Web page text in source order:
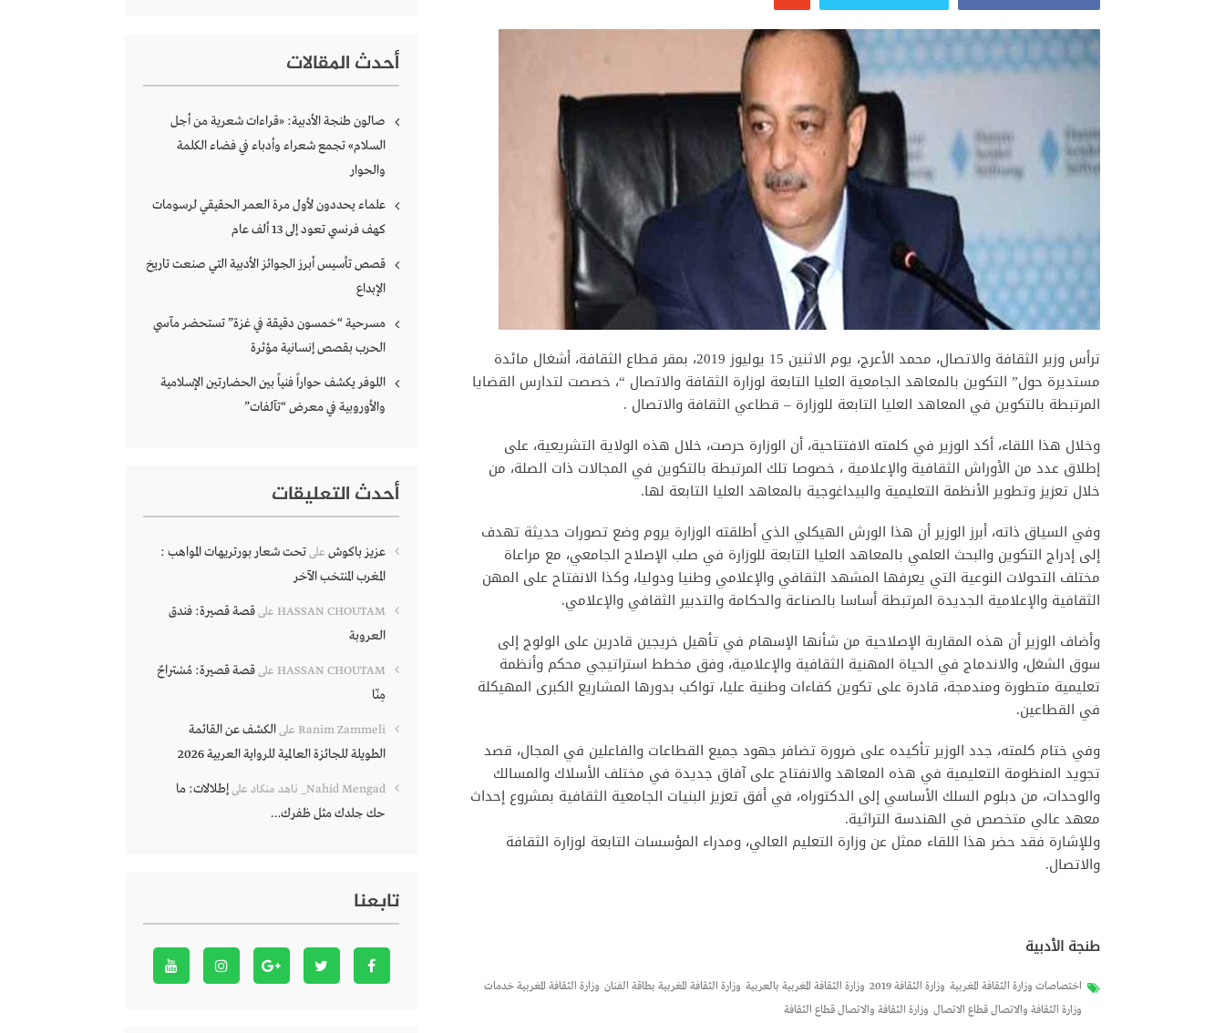
ترأس وزير الثقافة والاتصال، محمد الأعرج، يوم الاثنين 15 يوليوز 2019، بمقر قطاع الثقافة، أشغال مائدة
مستديرة حول” التكوين بالمعاهد الجامعية العليا التابعة لوزارة الثقافة والاتصال “، خصصت لتدارس القضايا
المرتبطة بالتكوين في المعاهد العليا التابعة للوزارة – قطاعي الثقافة والاتصال .
وخلال هذا اللقاء، أكد الوزير في كلمته الافتتاحية، أن الوزارة حرصت، خلال هذه الولاية التشريعية، على
إطلاق عدد من الأوراش الثقافية والإعلامية ، خصوصا تلك المرتبطة بالتكوين في المجالات ذات الصلة، من
خلال تعزيز وتطوير الأنظمة التعليمية والبيداغوجية بالمعاهد العليا التابعة لها.
وفي السياق ذاته، أبرز الوزير أن هذا الورش الهيكلي الذي أطلقته الوزارة يروم وضع تصورات حديثة تهدف
إلى إدراج التكوين والبحث العلمي بالمعاهد العليا التابعة للوزارة في صلب الإصلاح الجامعي، مع مراعاة
مختلف التحولات النوعية التي يعرفها المشهد الثقافي والإعلامي وطنيا ودوليا، وكذا الانفتاح على المهن
الثقافية والإعلامية الجديدة المرتبطة أساسا بالصناعة والحكامة والتدبير الثقافي والإعلامي.
وأضاف الوزير أن هذه المقاربة الإصلاحية من شأنها الإسهام في تأهيل خريجين قادرين على الولوج إلى
سوق الشغل، والاندماج في الحياة المهنية الثقافية والإعلامية، وفق مخطط استراتيجي محكم وأنظمة
تعليمية متطورة ومندمجة، قادرة على تكوين كفاءات وطنية عليا، تواكب بدورها المشاريع الكبرى المهيكلة
في القطاعين.
وفي ختام كلمته، جدد الوزير تأكيده على ضرورة تضافر جهود جميع القطاعات والفاعلين في المجال، قصد
تجويد المنظومة التعليمية في هذه المعاهد والانفتاح على آفاق جديدة في مختلف الأسلاك والمسالك
والوحدات، من دبلوم السلك الأساسي إلى الدكتوراه، في أفق تعزيز البنيات الجامعية الثقافية بمشروع إحداث
معهد عالي متخصص في الهندسة التراثية.
وللإشارة فقد حضر هذا اللقاء ممثل عن وزارة التعليم العالي، ومدراء المؤسسات التابعة لوزارة الثقافة
والاتصال.
طنجة الأدبية
اختصاصات وزارة الثقافة المغربية وزارة الثقافة 2019 وزارة الثقافة المغربية بالعربية وزارة الثقافة المغربية بطاقة الفنان وزارة الثقافة المغربية خدمات
وزارة الثقافة والاتصال قطاع الاتصال وزارة الثقافة والاتصال قطاع الثقافة
أحدث المقالات
صالون طنجة الأدبية: «قراءات شعرية من أجل
السلام» تجمع شعراء وأدباء في فضاء الكلمة
والحوار
علماء يحددون لأول مرة العمر الحقيقي لرسومات
كهف فرنسي تعود إلى 13 ألف عام
قصص تأسيس أبرز الجوائز الأدبية التي صنعت تاريخ
الإبداع
مسرحية “خمسون دقيقة في غزة” تستحضر مآسي
الحرب بقصص إنسانية مؤثرة
اللوفر يكشف حواراً فنياً بين الحضارتين الإسلامية
والأوروبية في معرض “تآلفات”
أحدث التعليقات
عزيز باكوش علىتحت شعار بورتريهات المواهب :
المغرب المنتخب الآخر
HASSAN CHOUTAM علىقصة قصيرة: فندق
العروبة
HASSAN CHOUTAM علىقصة قصيرة: مُسْتراحٌ
مِنّا
Ranim Zammeli علىالكشف عن القائمة
الطويلة للجائزة العالمية للرواية العربية 2026
Nahid Mengad_ ناهد منكاد علىإطلالات: ما
حك جلدك مثل ظفرك…
تابعنا